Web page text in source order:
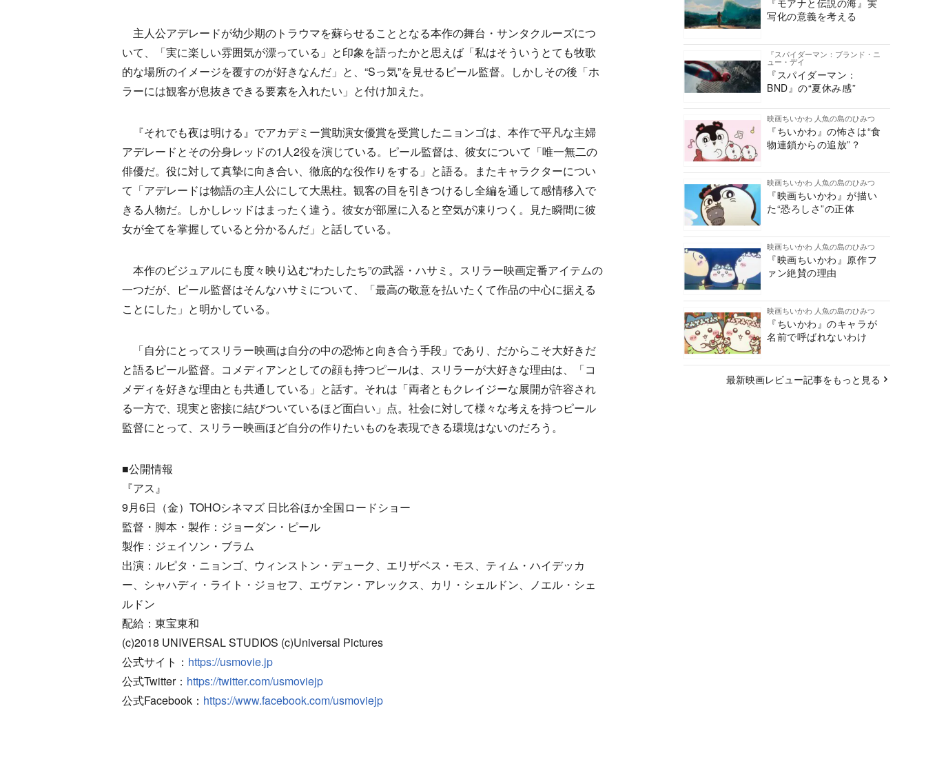
主人公アデレードが幼少期のトラウマを蘇らせることとなる本作の舞台・サンタクルーズにつ
いて、「実に楽しい雰囲気が漂っている」と印象を語ったかと思えば「私はそういうとても牧歌
的な場所のイメージを覆すのが好きなんだ」と、“Sっ気”を見せるピール監督。しかしその後「ホ
ラーには観客が息抜きできる要素を入れたい」と付け加えた。
『それでも夜は明ける』でアカデミー賞助演女優賞を受賞したニョンゴは、本作で平凡な主婦
アデレードとその分身レッドの1人2役を演じている。ピール監督は、彼女について「唯一無二の
俳優だ。役に対して真摯に向き合い、徹底的な役作りをする」と語る。またキャラクターについ
て「アデレードは物語の主人公にして大黒柱。観客の目を引きつけるし全編を通して感情移入で
きる人物だ。しかしレッドはまったく違う。彼女が部屋に入ると空気が凍りつく。見た瞬間に彼
女が全てを掌握していると分かるんだ」と話している。
本作のビジュアルにも度々映り込む“わたしたち”の武器・ハサミ。スリラー映画定番アイテムの
一つだが、ピール監督はそんなハサミについて、「最高の敬意を払いたくて作品の中心に据える
ことにした」と明かしている。
「自分にとってスリラー映画は自分の中の恐怖と向き合う手段」であり、だからこそ大好きだ
と語るピール監督。コメディアンとしての顔も持つピールは、スリラーが大好きな理由は、「コ
メディを好きな理由とも共通している」と話す。それは「両者ともクレイジーな展開が許容され
る一方で、現実と密接に結びついているほど面白い」点。社会に対して様々な考えを持つピール
監督にとって、スリラー映画ほど自分の作りたいものを表現できる環境はないのだろう。
■公開情報
『アス』
9月6日（金）TOHOシネマズ 日比谷ほか全国ロードショー
監督・脚本・製作：ジョーダン・ピール
製作：ジェイソン・ブラム
出演：ルピタ・ニョンゴ、ウィンストン・デューク、エリザベス・モス、ティム・ハイデッカ
ー、シャハディ・ライト・ジョセフ、エヴァン・アレックス、カリ・シェルドン、ノエル・シェ
ルドン
配給：東宝東和
(c)2018 UNIVERSAL STUDIOS (c)Universal Pictures
公式サイト： https://usmovie.jp
公式Twitter： https://twitter.com/usmoviejp
公式Facebook： https://www.facebook.com/usmoviejp
『モアナと伝説の海』実
写化の意義を考える
『スパイダーマン：ブランド・ニ
ュー・デイ
『スパイダーマン：
BND』の“夏休み感”
映画ちいかわ 人魚の島のひみつ
『ちいかわ』の怖さは“食
物連鎖からの追放”？
映画ちいかわ 人魚の島のひみつ
『映画ちいかわ』が描い
た“恐ろしさ”の正体
映画ちいかわ 人魚の島のひみつ
『映画ちいかわ』原作フ
ァン絶賛の理由
映画ちいかわ 人魚の島のひみつ
『ちいかわ』のキャラが
名前で呼ばれないわけ
最新映画レビュー記事をもっと見る